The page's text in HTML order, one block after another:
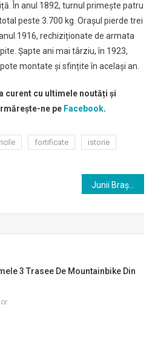
În anul 1892, turnul primește patru
peste 3.700 kg. Orașul pierde trei
1916, rechiziționate de armata
Șapte ani mai târziu, în 1923,
montate și sfințite în același an.
curent cu ultimele noutăți și
ne pe Facebook.
fortificate
istorie
3 Trasee De Mountainbike Din